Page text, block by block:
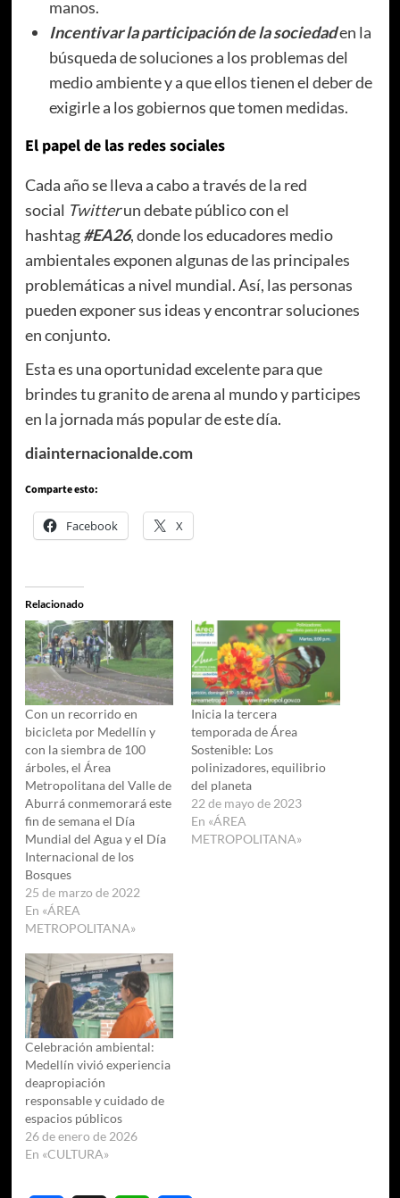
manos.
Incentivar la participación de la sociedaden la
búsqueda de soluciones a los problemas del
medio ambiente y a que ellos tienen el deber de
exigirle a los gobiernos que tomen medidas.
El papel de las redes sociales
Cada año se lleva a cabo a través de la red
social Twitterun debate público con el
hashtag#EA26, donde los educadores medio
ambientales exponen algunas de las principales
problemáticas a nivel mundial. Así, las personas
pueden exponer sus ideas y encontrar soluciones
en conjunto.
Esta es una oportunidad excelente para que
brindes tu granito de arena al mundo y participes
en la jornada más popular de este día.
diainternacionalde.com
Comparte esto:
Facebook X
Relacionado
Con un recorrido en
bicicleta por Medellín y
con la siembra de 100
árboles, el Área
Metropolitana del Valle de
Aburrá conmemorará este
fin de semana el Día
Mundial del Agua y el Día
Internacional de los
Bosques
25 de marzo de 2022
En «ÁREA
METROPOLITANA»
Inicia la tercera
temporada de Área
Sostenible: Los
polinizadores, equilibrio
del planeta
22 de mayo de 2023
En «ÁREA
METROPOLITANA»
Celebración ambiental:
Medellín vivió experiencia
deapropiación
responsable y cuidado de
espacios públicos
26 de enero de 2026
En «CULTURA»